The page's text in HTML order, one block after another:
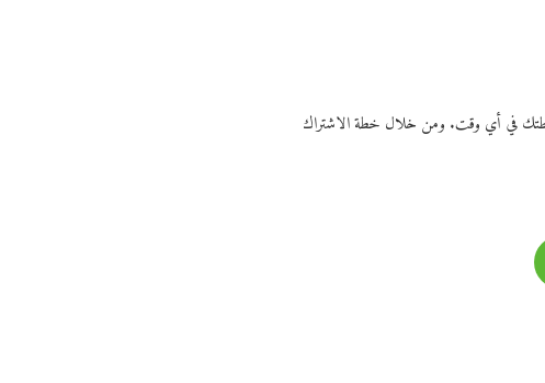
خطتك في أي وقت. ومن خلال خطة الاشتراك